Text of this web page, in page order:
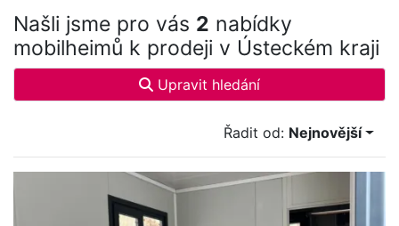
Našli jsme pro vás 2 nabídky
mobilheimů k prodeji v Ústeckém kraji
Upravit hledání
Řadit od: Nejnovější